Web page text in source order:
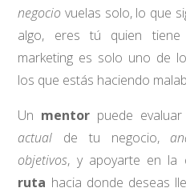
negocio vuelas solo, lo que
algo, eres tú quien
marketing es solo uno de
los que estás haciendo
Un mentor puede
actual de tu negocio,
objetivos, y apoyarte en la
ruta hacia donde deseas